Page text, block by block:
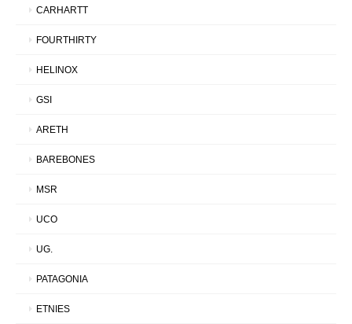
CARHARTT
FOURTHIRTY
HELINOX
GSI
ARETH
BAREBONES
MSR
UCO
UG.
PATAGONIA
ETNIES